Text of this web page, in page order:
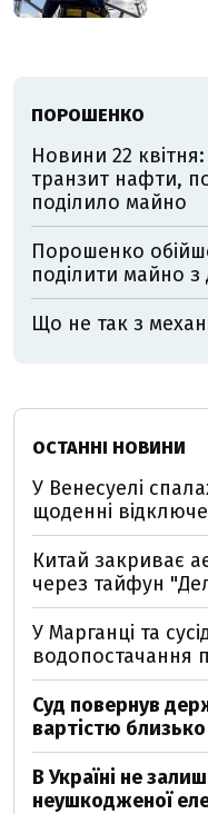
ПОРОШЕНКО
Новини 22
транзит нафти,
поділило майно
Порошенко
поділити майно
Що не так з
ОСТАННІ НОВИНИ
У Венесуелі
щоденні
Китай закриває
через тайфун
У Марганці та
водопостачання
Суд повернув
вартістю
В Україні не
неушкодженої